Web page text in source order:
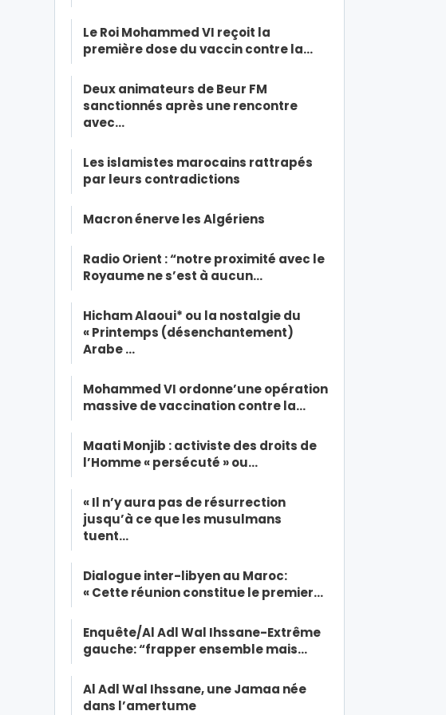
Le Roi Mohammed VI reçoit la
première dose du vaccin contre la…
Deux animateurs de Beur FM
sanctionnés après une rencontre
avec…
Les islamistes marocains rattrapés
par leurs contradictions
Macron énerve les Algériens
Radio Orient : “notre proximité avec le
Royaume ne s’est à aucun…
Hicham Alaoui* ou la nostalgie du
« Printemps (désenchantement)
Arabe …
Mohammed VI ordonne’une opération
massive de vaccination contre la…
Maati Monjib : activiste des droits de
l’Homme « persécuté » ou…
« Il n’y aura pas de résurrection
jusqu’à ce que les musulmans
tuent…
Dialogue inter-libyen au Maroc:
« Cette réunion constitue le premier…
Enquête/Al Adl Wal Ihssane-Extrême
gauche: “frapper ensemble mais…
Al Adl Wal Ihssane, une Jamaa née
dans l’amertume